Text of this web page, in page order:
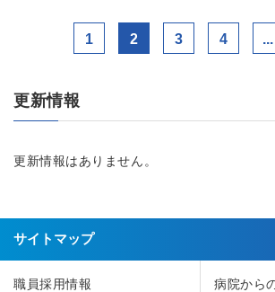
1 2 3 4 ...
更新情報
更新情報はありません。
サイトマップ
職員採用情報 病院から